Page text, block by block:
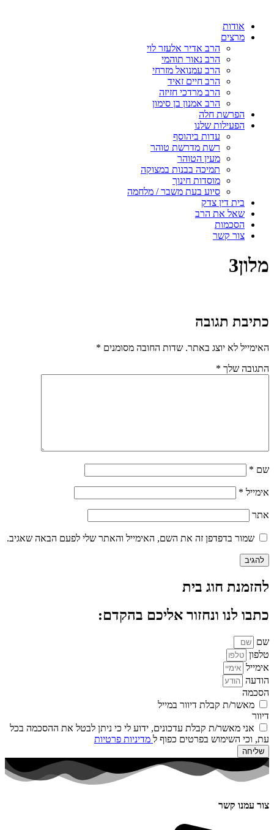
אודות
מרצים
הרב אדיר אלעזר לוי
הרב נאור תוהמי
הרב עמנואל מזרחי
הרב חיים זאיד
הרב מרדכי חזיזה
הרב אמנון בן סימון
הפרשת חלה
הפעילות שלנו
עדות ביהוסף
רשת מדרשת טוהר
מעין הטוהר
תמיכה בבנות במצוקה
מוסדות חינוך
סיוע בעת משבר / מלחמה
בית דין צדק
שאל את הרב
הסכמות
צור קשר
מלון3
כתיבת תגובה
האימייל לא יוצג באתר. שדות החובה מסומנים *
התגובה שלך *
שם *
אימייל *
אתר
שמור בדפדפן זה את השם, האימייל והאתר שלי לפעם הבאה שאגיב.
להזמנת חוג בית
כתבו לנו ונחזור אליכם בהקדם:
שם
טלפון
אימייל
הודעה
הסכמה
מאשר/ת קבלת דיוור במייל
דיוור
אני מאשר/ת קבלת עדכונים, ידוע לי כי ניתן לבטל את ההסכמה בכל
עת, וכי השימוש בפרטים כפוף ל מדיניות פרטיות
שליחה
צור עמנו קשר